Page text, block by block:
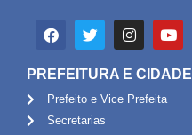
PREFEITURA E CIDADE
Prefeito e Vice Prefeita
Secretarias